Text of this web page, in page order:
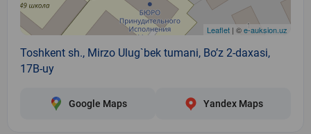
Leaflet | ©e-auksion.uz
Toshkent sh., Mirzo Ulug`bek tumani, Bo’z 2-daxasi,
17B-uy
Google Maps Yandex Maps